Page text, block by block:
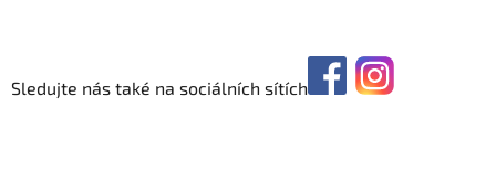
Sledujte nás také na sociálních sítích